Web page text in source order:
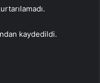
kaydedildi.